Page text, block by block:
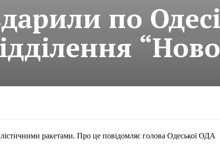
по
ракетами. Про це повідомляє голова Одеської ОДА